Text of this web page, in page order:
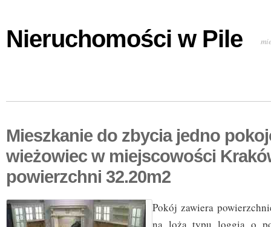
Nieruchomości w Pile
Mieszkanie do zbycia jedno
wieżowiec w miejscowości
powierzchni 32.20m2
Pokój zawiera